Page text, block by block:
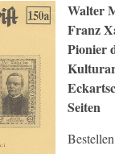
Walter
Franz
Pionier
Seiten